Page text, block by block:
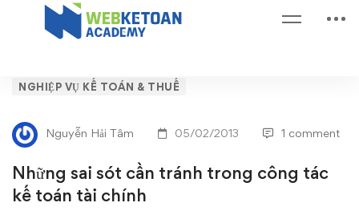
Những
sai
sót
cần
NGHIỆP VỤ KẾ TOÁN & THUẾ
Nguyễn Hải Tâm 05/02/2013 1 comment
Những sai sót cần tránh trong công tác
kế toán tài chính